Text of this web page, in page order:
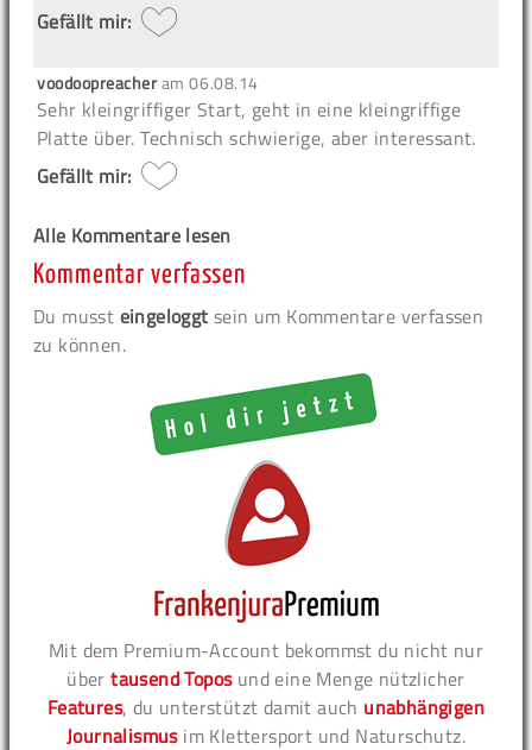
Gefällt mir:
voodoopreacheram06.08.14
Sehr kleingriffiger Start, geht in eine kleingriffige
Platte über. Technisch schwierige, aber interessant.
Gefällt mir:
Alle Kommentare lesen
Kommentar verfassen
Du musst eingeloggt sein um Kommentare verfassen
zu können.
Mit dem Premium-Account bekommst du nicht nur
übertausend Toposund eine Menge nützlicher
Features, du unterstützt damit auch unabhängigen
Journalismusim Klettersport und Naturschutz.